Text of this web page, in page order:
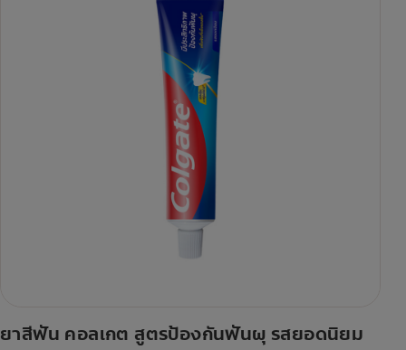
ยาสีฟัน คอลเกต สูตรป้องกันฟันผุ รสยอดนิยม